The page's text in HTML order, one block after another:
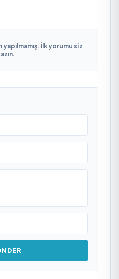
İlk yorumu siz